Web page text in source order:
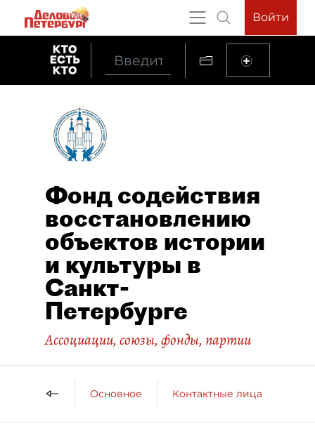
Войти
Фонд содействия
восстановлению
объектов истории
и культуры в
Санкт-
Петербурге
Ассоциации, союзы, фонды, партии
Основное Контактные лица